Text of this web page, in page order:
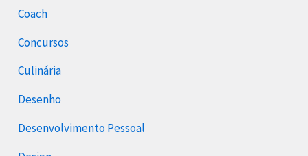
Coach
Concursos
Culinária
Desenho
Desenvolvimento Pessoal